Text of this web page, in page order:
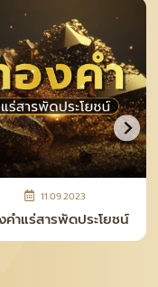
ทำไม “เงินแท่ง SNP”
กลายเป็นเทรนด์ใหม่ข